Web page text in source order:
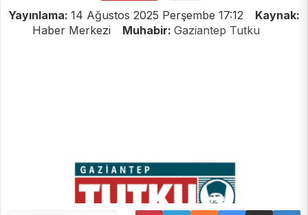
Yayınlama: 14 Ağustos 2025 Perşembe 17:12
Kaynak:
Haber Merkezi
Muhabir: Gaziantep Tutku